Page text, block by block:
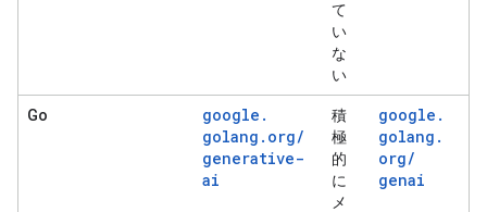
て
い
な
い
Go google .
golang . org/
generative-
ai
積
極
的
に
メ
google .
golang .
org/
genai